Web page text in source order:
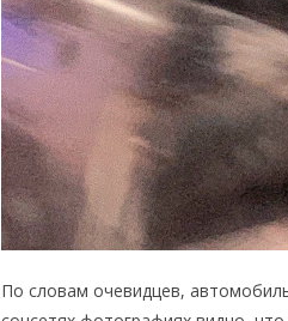
По словам очевидцев,